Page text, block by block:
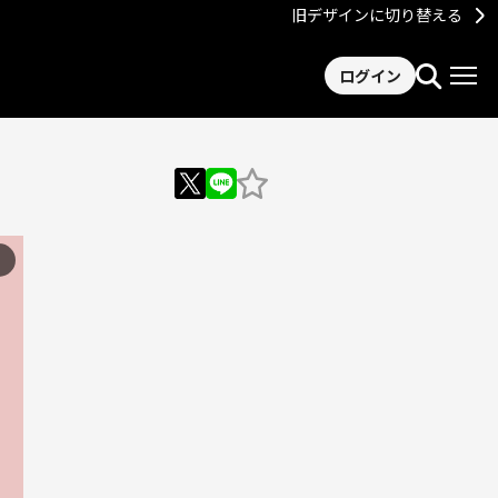
旧デザインに切り替える
ログイン